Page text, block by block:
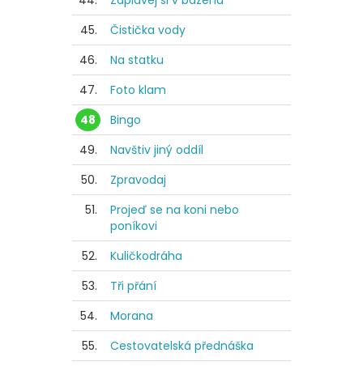
45.
Čistička vody
46.
Na statku
47.
Foto klam
48
Bingo
49.
Navštiv jiný oddíl
50.
Zpravodaj
51.
Projeď se na koni nebo
poníkovi
52.
Kuličkodráha
53.
Tři přání
54.
Morana
55.
Cestovatelská přednáška